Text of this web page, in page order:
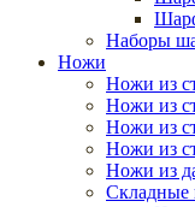
Наборы
Ножи
Ножи из
Ножи из
Ножи из
Ножи из
Ножи из
Складные